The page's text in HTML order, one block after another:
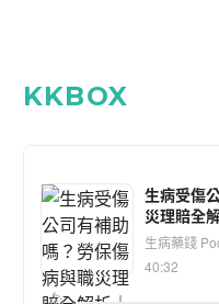
KKBOX